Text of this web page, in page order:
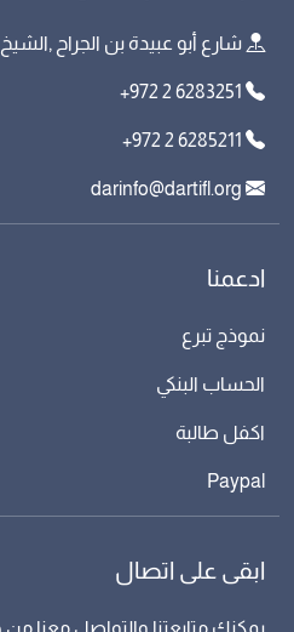
شارع أبو عبيدة بن الجراح
+972 2 6283251
+972 2 6285211
darinfo@dartifl.org
ادعمنا
نموذج تبرع
الحساب البنكي
اكفل طالبة
Paypal
ابقى على اتصال
يمكنك متابعتنا والتواصل معنا